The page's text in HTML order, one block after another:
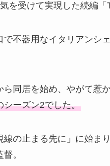
を受けて実現した続編
で不器用なイタリアンシ
ら同居を始め、やがて惹
シーズン2でした。
線の止まる先に」に始ま
。